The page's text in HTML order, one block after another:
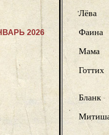
Лёва
Фаина
Мама
Готтих
Бланк
2026